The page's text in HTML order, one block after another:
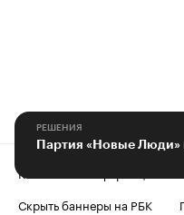
РЕШЕНИЯ
Контактная информация
Скрыть баннеры на РБК